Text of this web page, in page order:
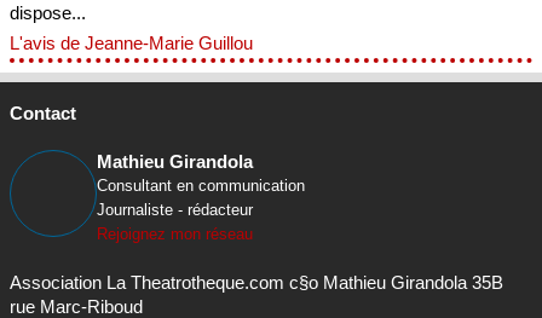
dispose...
L'avis de Jeanne-Marie Guillou
Contact
Mathieu Girandola
Consultant en communication
Journaliste - rédacteur
Rejoignez mon réseau
Association La Theatrotheque.com c§o Mathieu Girandola 35B
rue Marc-Riboud